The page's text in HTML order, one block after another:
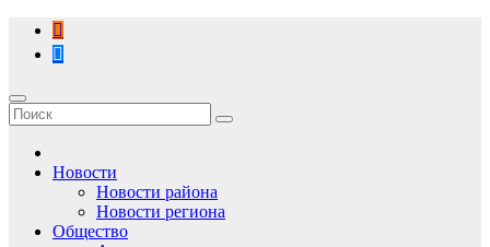
Перейти
содержимому
Новости
Новости района
Новости региона
Общество